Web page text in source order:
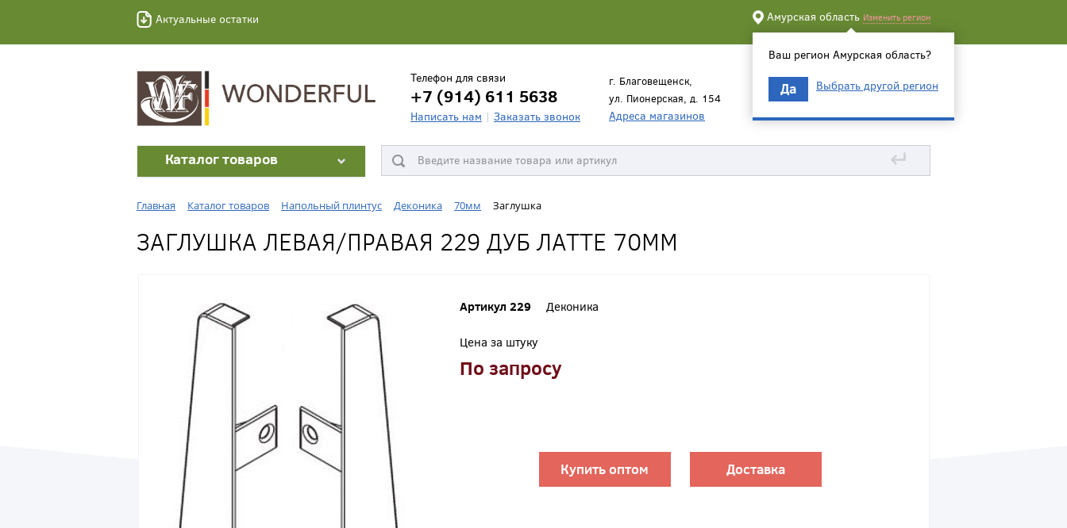
Актуальные остатки Амурская область Изменить регион
Ваш регион Амурская область?
Да Выбрать другой регион
Телефон для связи
+7 (914) 611 5638
Написать нам Заказать звонок
г. Благовещенск,
ул. Пионерская, д. 154
Адреса магазинов
Каталог товаров ↵
Главная Каталог товаров Напольный плинтус Деконика 70мм Заглушка
ЗАГЛУШКА ЛЕВАЯ/ПРАВАЯ 229 ДУБ ЛАТТЕ 70ММ
Артикул 229 Деконика
Цена за штуку
По запросу
Купить оптом Доставка